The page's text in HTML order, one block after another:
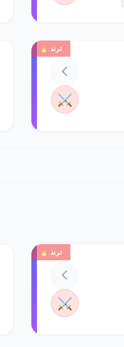
ترند 🔥
⚔️
ترند 🔥
⚔️